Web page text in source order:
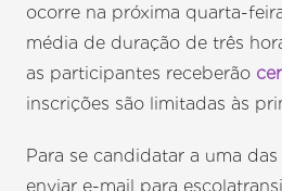
ocorre na próxima quarta-
média de duração de três
as participantes receberão
inscrições são limitadas às
Para se candidatar a uma
enviar e-mail para